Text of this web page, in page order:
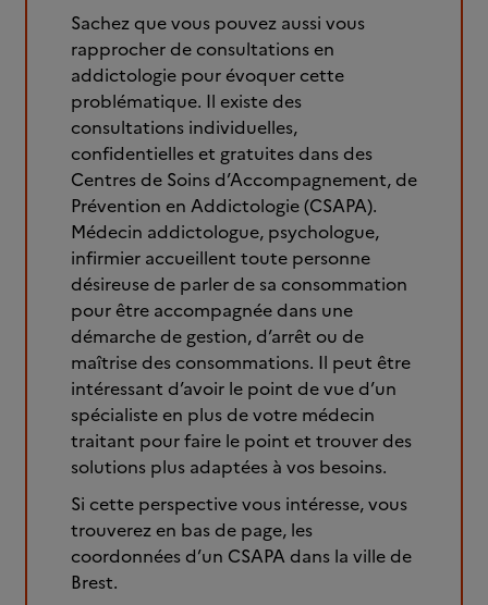
Sachez que vous pouvez aussi vous
rapprocher de consultations en
addictologie pour évoquer cette
problématique. Il existe des
consultations individuelles,
confidentielles et gratuites dans des
Centres de Soins d’Accompagnement, de
Prévention en Addictologie (CSAPA).
Médecin addictologue, psychologue,
infirmier accueillent toute personne
désireuse de parler de sa consommation
pour être accompagnée dans une
démarche de gestion, d’arrêt ou de
maîtrise des consommations. Il peut être
intéressant d’avoir le point de vue d’un
spécialiste en plus de votre médecin
traitant pour faire le point et trouver des
solutions plus adaptées à vos besoins.
Si cette perspective vous intéresse, vous
trouverez en bas de page, les
coordonnées d’un CSAPA dans la ville de
Brest.